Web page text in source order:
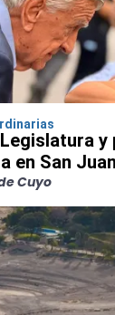
en San Juan
Cuyo